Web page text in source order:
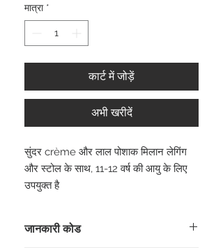
मात्रा *
कार्ट में जोड़ें
अभी खरीदें
सुंदर crème और लाल पोशाक मिलान लेगिंग
और स्टोल के साथ, 11-12 वर्ष की आयु के लिए
उपयुक्त है
जानकारी कोड